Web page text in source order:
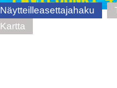
Näytteilleasettajahaku
Kartta